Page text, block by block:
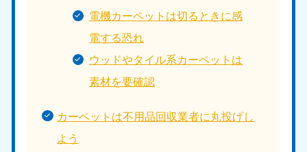
電機カーペットは切るときに感
電する恐れ
ウッドやタイル系カーペットは
素材を要確認
カーペットは不用品回収業者に丸投げし
よう